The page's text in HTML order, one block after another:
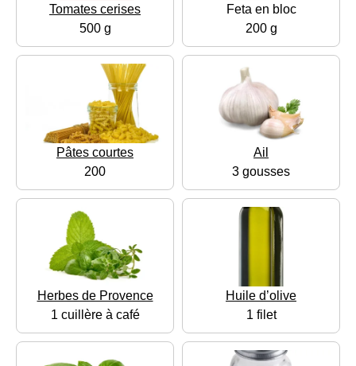
Tomates cerises
500 g
Feta en bloc
200 g
Pâtes courtes
200
Ail
3 gousses
Herbes de Provence
1 cuillère à café
Huile d’olive
1 filet